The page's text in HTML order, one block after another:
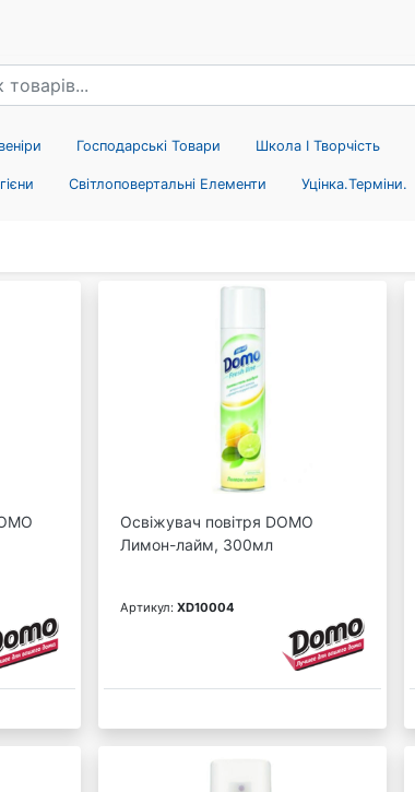
Господарські Товари Школа І Творчість
Світлоповертальні Елементи Уцінка.терміни.
Освіжувач повітря DOMO
Лимон-лайм, 300мл
Артикул: XD10004